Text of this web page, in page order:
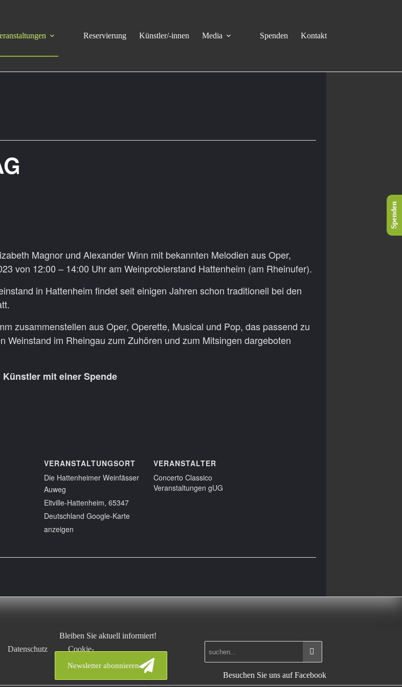
Reservierung Künstler/-innen Media Spenden Kontakt
Magnor und Alexander Winn mit bekannten Melodien aus Oper,
von 12:00 – 14:00 Uhr am Weinprobierstand Hattenheim (am Rheinufer).
in Hattenheim findet seit einigen Jahren schon traditionell bei den
zusammenstellen aus Oper, Operette, Musical und Pop, das passend zu
Weinstand im Rheingau zum Zuhören und zum Mitsingen dargeboten
mit einer Spende
VERANSTALTUNGSORT
Die Hattenheimer Weinfässer
Auweg
Eltville-Hattenheim, 65347
Deutschland Google-Karte
anzeigen
VERANSTALTER
Concerto Classico
Veranstaltungen gUG
Datenschutz
Cookie-
Richtlinie
Bleiben Sie aktuell informiert!
Newsletter abonnieren
Besuchen Sie uns auf Facebook
Spenden